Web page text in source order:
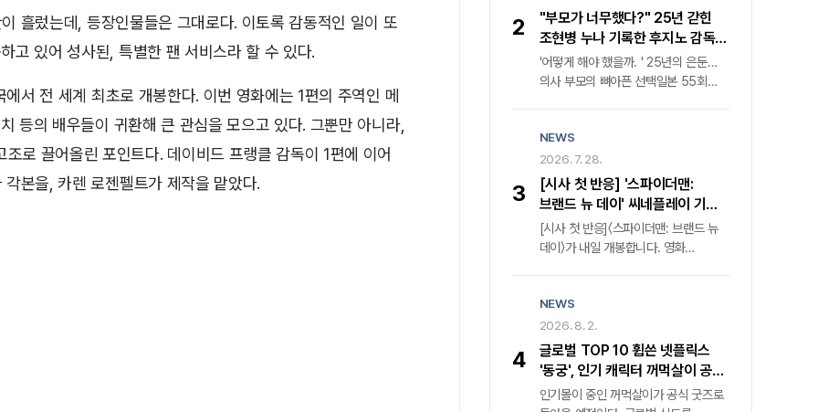
흘렀는데, 등장인물들은 그대로다. 이토록 감동적인 일이 또
고 있어 성사된, 특별한 팬 서비스라 할 수 있다.
에서 전 세계 최초로 개봉한다. 이번 영화에는 1편의 주역인 메
등의 배우들이 귀환해 큰 관심을 모으고 있다. 그뿐만 아니라,
로 끌어올린 포인트다. 데이비드 프랭클 감독이 1편에 이어
본을, 카렌 로젠펠트가 제작을 맡았다.
컴퍼니 코리아는 다음 달 9일 '메이드
인 코리아2'의 전 세계 동시 첫 공개를
공식화하며 웰메이드 누아르의 귀환을
알렸다. 격동의 1970년대를 관통했던
전작은 낮에는 중앙정보부 요원, 밤에는
집념의 검사 장건영('정우성' 분)의 숨
막히는 혈투를 그렸다. 압도적인
몰입감과 탄탄한 서사로 국내외 평단의
찬사를 받으며 K-콘텐츠의 위상을 높인
바 있다.
2
"부모가 너무했다?" 25년 갇힌
조현병 누나 기록한 후지노 감독의
속사정
'어떻게 해야 했을까. ' 25년의 은둔…
의사 부모의 뼈아픈 선택일본 55회
단면을 넘어선 성찰, 카메라가 응시한
가족의 이면"부모의 대처가 가혹했다는
비판이 지배적이었다. 그러나 과연 이
비극의 책임이 온전히 그들에게만 있는
것일까. " 25년이라는 긴 세월 동안
세상과 단절된 채 살아온 조현병 환자
누나의 궤적을 좇은 다큐멘터리 영화
반문한다. 그는 가족의 치부를 스크린에
투사한 목적이 부모에 대한 단죄가
아님을 명확히 했다. 오히려 현재
진행형인 사회적 고립과 정신질환자
돌봄의 사각지대를 공론화하기 위한
치열한 기록임을 강조한다.
3
NEWS
2026. 7. 28.
[시사 첫 반응] '스파이더맨:
브랜드 뉴 데이' 씨네플레이 기자
별점
[시사 첫 반응]〈스파이더맨: 브랜드 뉴
데이〉가 내일 개봉합니다. 영화
모두에게 잊힌 ‘피터 파커’ 가 자신의
정체를 기억하는 의문의 적의 등장과
DNA 변이로 통제 불가능한 힘을
얻으며 더 깊은 혼란에 빠진 가운데,
소중한 이들을 지키기 위해 새로운
위협에 맞서는 액션 블록버스터인데요.
4
NEWS
2026. 8. 2.
글로벌 TOP 10 휩쓴 넷플릭스
'동궁', 인기 캐릭터 꺼먹살이 공식
굿즈 전격 발매
인기몰이 중인 꺼먹살이가 공식 굿즈로